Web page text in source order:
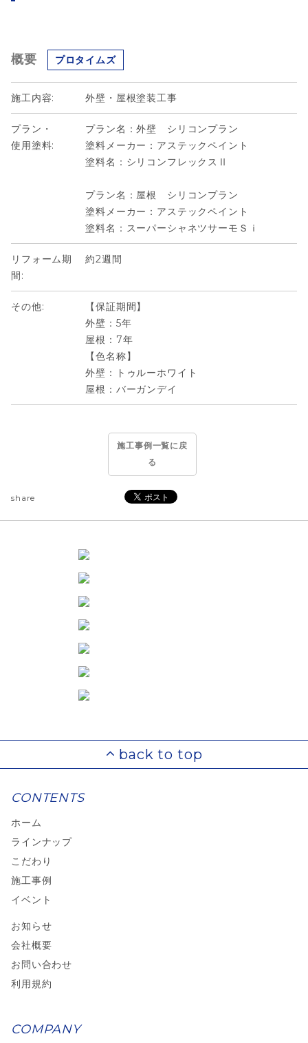
概要 プロタイムズ
施工内容: 外壁・屋根塗装工事
プラン・
使用塗料:
プラン名：外壁 シリコンプラン
塗料メーカー：アステックペイント
塗料名：シリコンフレックスⅡ
プラン名：屋根 シリコンプラン
塗料メーカー：アステックペイント
塗料名：スーパーシャネツサーモＳｉ
リフォーム期
間:
約2週間
その他:
【保証期間】
外壁：5年
屋根：7年
【色名称】
外壁：トゥルーホワイト
屋根：バーガンデイ
施工事例一覧に戻
る
share
CONTENTS
ホーム
ラインナップ
こだわり
施工事例
イベント
お知らせ
会社概要
お問い合わせ
利用規約
COMPANY